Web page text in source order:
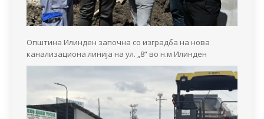
Општина Илинден започна со изградба на нова
канализациона линија на ул. „8“ во н.м Илинден